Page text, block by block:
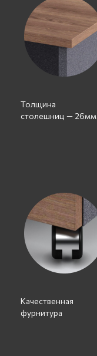
Толщина
столешниц — 26мм
Качественная
фурнитура